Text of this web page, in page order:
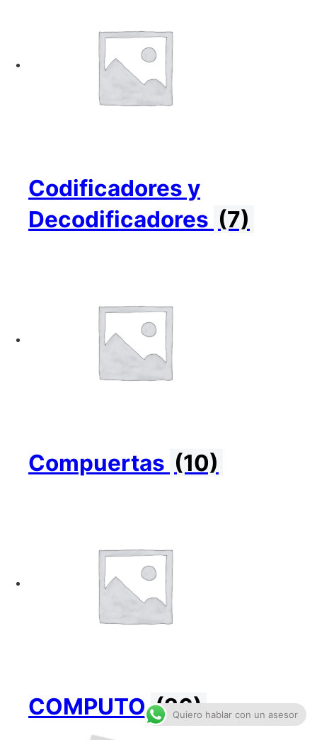
Codificadores y
Decodificadores (7)
Compuertas (10)
COMPUTO(26)
Quiero hablar con un asesor